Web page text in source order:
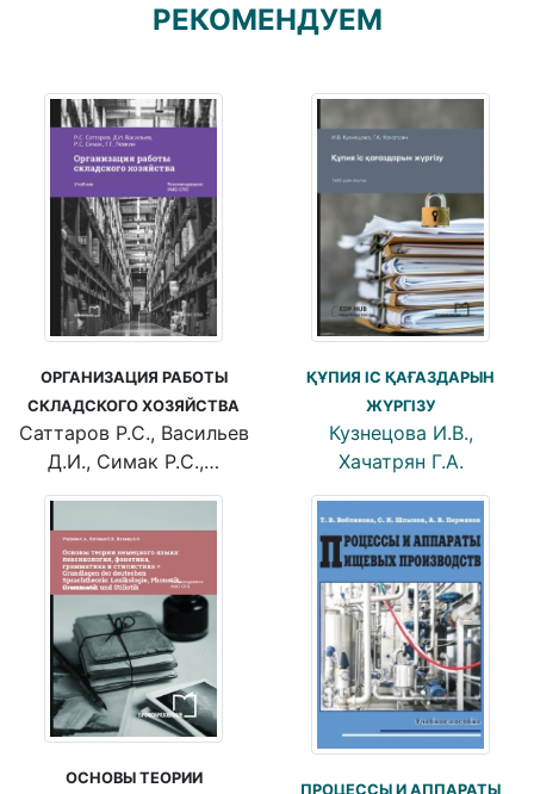
РЕКОМЕНДУЕМ
ОРГАНИЗАЦИЯ РАБОТЫ
СКЛАДСКОГО ХОЗЯЙСТВА
Саттаров Р.С., Васильев
Д.И., Симак Р.С.,…
ҚҰПИЯ ІС ҚАҒАЗДАРЫН
ЖҮРГІЗУ
Кузнецова И.В.,
Хачатрян Г.А.
ОСНОВЫ ТЕОРИИ
ПРОЦЕССЫ И АППАРАТЫ